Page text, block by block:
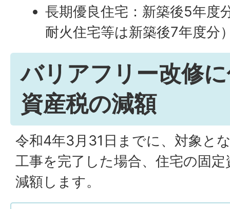
長期優良住宅：新築後5年度
耐火住宅等は新築後7年度分
バリアフリー改修
資産税の減額
令和4年3月31日までに、対象と
工事を完了した場合、住宅の固
減額します。